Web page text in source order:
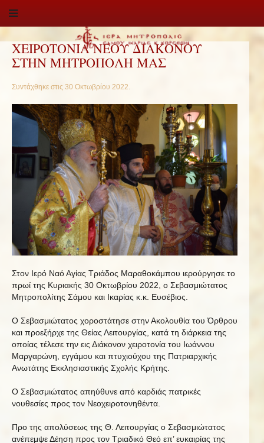
ΧΕΙΡΟΤΟΝΙΑ ΝΕΟΥ ΔΙΑΚΟΝΟΥ
ΣΤΗΝ ΜΗΤΡΟΠΟΛΗ ΜΑΣ
Συντάχθηκε στις 30 Οκτωβρίου 2022.
Στoν Ιερό Ναό Αγίας Τριάδος Μαραθοκάμπου ιερούργησε το
πρωί της Κυριακής 30 Οκτωβρίου 2022, ο Σεβασμιώτατος
Μητροπολίτης Σάμου και Ικαρίας κ.κ. Ευσέβιος.
Ο Σεβασμιώτατος χοροστάτησε στην Ακολουθία του Όρθρου
και προεξήρχε της Θείας Λειτουργίας, κατά τη διάρκεια της
οποίας τέλεσε την εις Διάκονον χειροτονία του Ιωάννου
Μαργαρώνη, εγγάμου και πτυχιούχου της Πατριαρχικής
Ανωτάτης Εκκλησιαστικής Σχολής Κρήτης.
Ο Σεβασμιώτατος απηύθυνε από καρδιάς πατρικές
νουθεσίες προς τον Νεοχειροτονηθέντα.
Προ της απολύσεως της Θ. Λειτουργίας ο Σεβασμιώτατος
ανέπεμψε Δέηση προς τον Τριαδικό Θεό επ’ ευκαιρίας της